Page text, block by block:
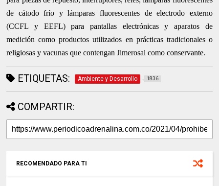
de cátodo frío y lámparas fluorescentes de electrodo externo
(CCFL y EEFL) para pantallas electrónicas y aparatos de
medición como productos utilizados en prácticas tradicionales o
religiosas y vacunas que contengan Jimerosal como conservante.
ETIQUETAS: Ambiente y Desarrollo 1836
COMPARTIR:
RECOMENDADO PARA TI